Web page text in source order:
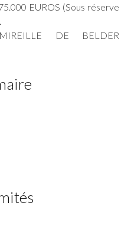
EUROS (Sous réserve
DE BELDER